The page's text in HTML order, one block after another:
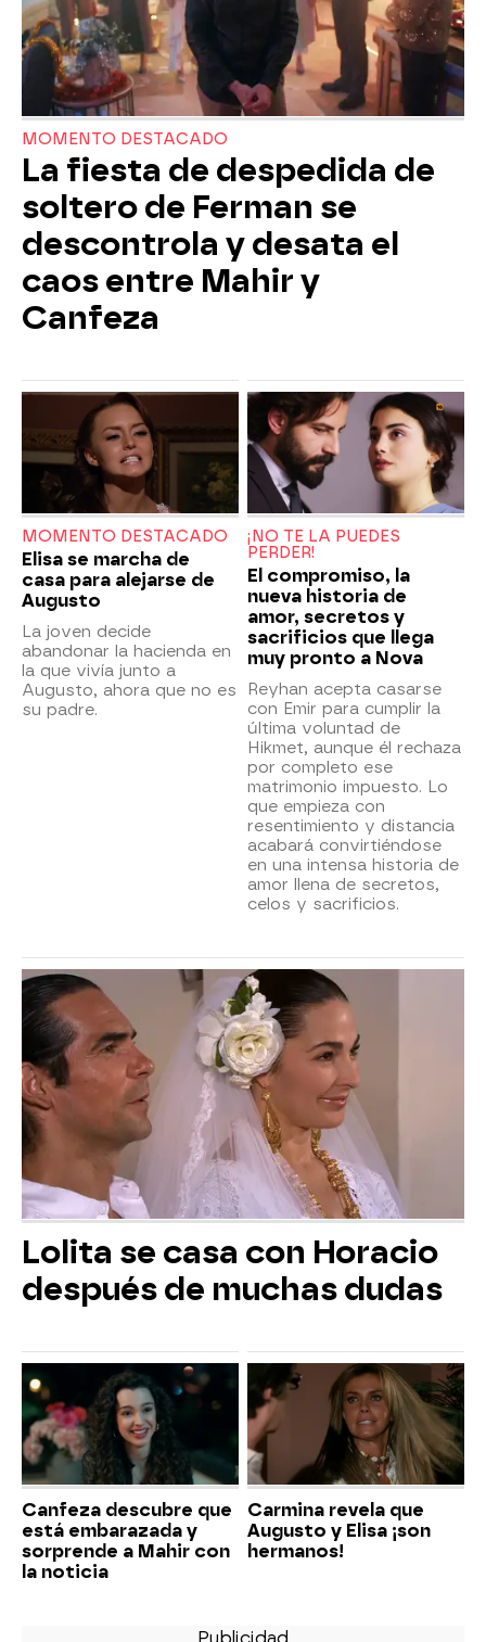
MOMENTO DESTACADO
La fiesta de despedida de
soltero de Ferman se
descontrola y desata el
caos entre Mahir y
Canfeza
MOMENTO DESTACADO
Elisa se marcha de
casa para alejarse de
Augusto
La joven decide
abandonar la hacienda en
la que vivía junto a
Augusto, ahora que no es
su padre.
¡NO TE LA PUEDES
PERDER!
El compromiso, la
nueva historia de
amor, secretos y
sacrificios que llega
muy pronto a Nova
Reyhan acepta casarse
con Emir para cumplir la
última voluntad de
Hikmet, aunque él rechaza
por completo ese
matrimonio impuesto. Lo
que empieza con
resentimiento y distancia
acabará convirtiéndose
en una intensa historia de
amor llena de secretos,
celos y sacrificios.
Lolita se casa con Horacio
después de muchas dudas
Canfeza descubre que
está embarazada y
sorprende a Mahir con
la noticia
Carmina revela que
Augusto y Elisa ¡son
hermanos!